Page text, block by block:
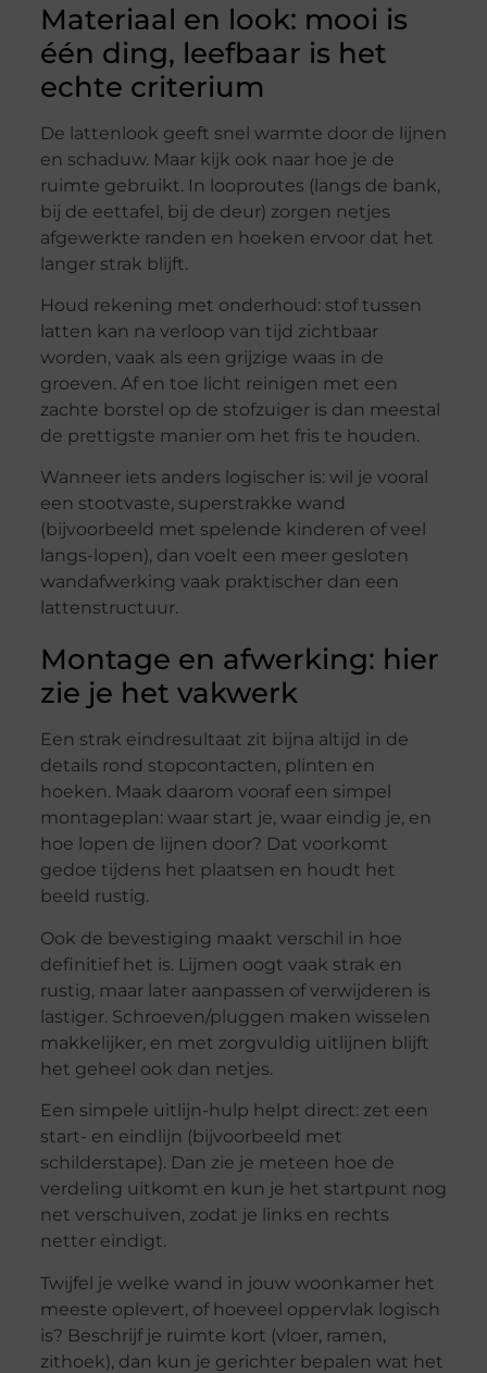
Materiaal en look: mooi is
één ding, leefbaar is het
echte criterium
De lattenlook geeft snel warmte door de lijnen
en schaduw. Maar kijk ook naar hoe je de
ruimte gebruikt. In looproutes (langs de bank,
bij de eettafel, bij de deur) zorgen netjes
afgewerkte randen en hoeken ervoor dat het
langer strak blijft.
Houd rekening met onderhoud: stof tussen
latten kan na verloop van tijd zichtbaar
worden, vaak als een grijzige waas in de
groeven. Af en toe licht reinigen met een
zachte borstel op de stofzuiger is dan meestal
de prettigste manier om het fris te houden.
Wanneer iets anders logischer is: wil je vooral
een stootvaste, superstrakke wand
(bijvoorbeeld met spelende kinderen of veel
langs-lopen), dan voelt een meer gesloten
wandafwerking vaak praktischer dan een
lattenstructuur.
Montage en afwerking: hier
zie je het vakwerk
Een strak eindresultaat zit bijna altijd in de
details rond stopcontacten, plinten en
hoeken. Maak daarom vooraf een simpel
montageplan: waar start je, waar eindig je, en
hoe lopen de lijnen door? Dat voorkomt
gedoe tijdens het plaatsen en houdt het
beeld rustig.
Ook de bevestiging maakt verschil in hoe
definitief het is. Lijmen oogt vaak strak en
rustig, maar later aanpassen of verwijderen is
lastiger. Schroeven/pluggen maken wisselen
makkelijker, en met zorgvuldig uitlijnen blijft
het geheel ook dan netjes.
Een simpele uitlijn-hulp helpt direct: zet een
start- en eindlijn (bijvoorbeeld met
schilderstape). Dan zie je meteen hoe de
verdeling uitkomt en kun je het startpunt nog
net verschuiven, zodat je links en rechts
netter eindigt.
Twijfel je welke wand in jouw woonkamer het
meeste oplevert, of hoeveel oppervlak logisch
is? Beschrijf je ruimte kort (vloer, ramen,
zithoek), dan kun je gerichter bepalen wat het